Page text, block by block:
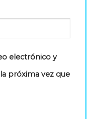
electrónico y
próxima vez que